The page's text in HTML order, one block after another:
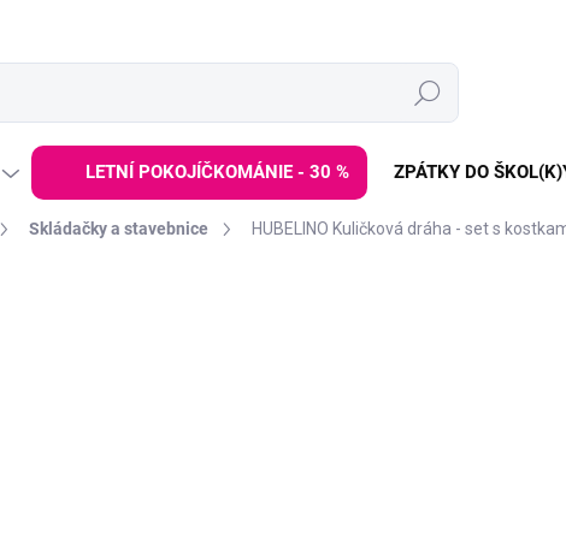
Hledat
LETNÍ POKOJÍČKOMÁNIE - 30 % ZPÁTKY DO
Skládačky a stavebnice HUBELINO Kuličková dráha - set s